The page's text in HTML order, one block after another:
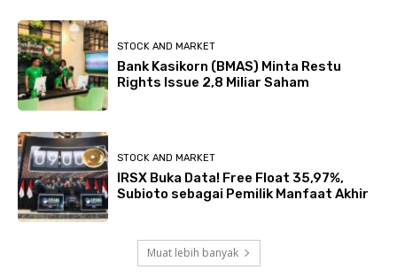
STOCK AND MARKET
Bank Kasikorn (BMAS) Minta Restu
Rights Issue 2,8 Miliar Saham
STOCK AND MARKET
IRSX Buka Data! Free Float 35,97%,
Subioto sebagai Pemilik Manfaat Akhir
Muat lebih banyak